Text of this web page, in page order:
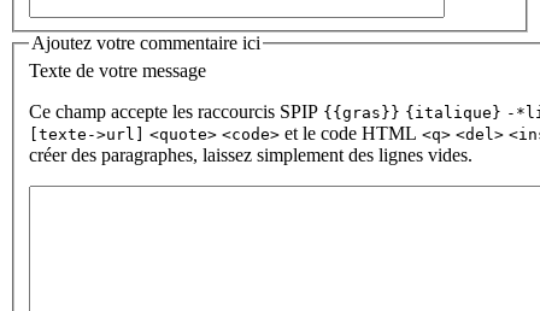
Ajoutez votre commentaire ici
Texte de votre message
Ce champ accepte les raccourcis SPIP {{gras}} {italique} -
[texte->url]
<quote> <code> et le code HTML <q> <del>
créer des paragraphes, laissez simplement des lignes vides.